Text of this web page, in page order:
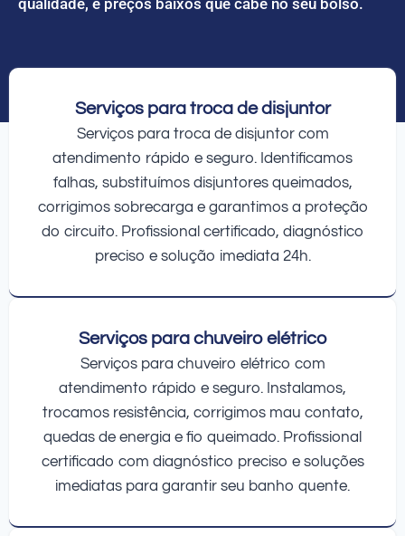
Serviços para troca de disjuntor
Serviços para troca de disjuntor com
atendimento rápido e seguro. Identificamos
falhas, substituímos disjuntores queimados,
corrigimos sobrecarga e garantimos a proteção
do circuito. Profissional certificado, diagnóstico
preciso e solução imediata 24h.
Serviços para chuveiro elétrico
Serviços para chuveiro elétrico com
atendimento rápido e seguro. Instalamos,
trocamos resistência, corrigimos mau contato,
quedas de energia e fio queimado. Profissional
certificado com diagnóstico preciso e soluções
imediatas para garantir seu banho quente.